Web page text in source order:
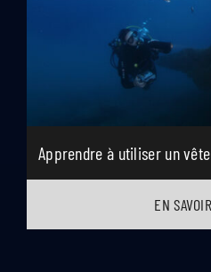
Apprendre à utiliser un
EN